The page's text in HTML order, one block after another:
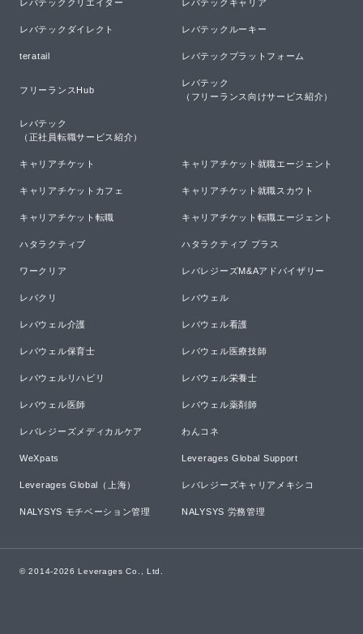
レバテッククリエイター レバテックキャリア
レバテックダイレクト レバテックルーキー
teratail レバテックプラットフォーム
フリーランスHub
レバテック
（フリーランス向けサービス紹介）
レバテック
（正社員転職サービス紹介）
キャリアチケット キャリアチケット就職エージェント
キャリアチケットカフェ キャリアチケット就職スカウト
キャリアチケット転職 キャリアチケット転職エージェント
ハタラクティブ ハタラクティブ プラス
ワークリア レバレジーズM&Aアドバイザリー
レバクリ レバウェル
レバウェル介護 レバウェル看護
レバウェル保育士 レバウェル医療技師
レバウェルリハビリ レバウェル栄養士
レバウェル医師 レバウェル薬剤師
レバレジーズメディカルケア わんコネ
WeXpats Leverages Global Support
Leverages Global（上海） レバレジーズキャリアメキシコ
NALYSYS モチベーション管理 NALYSYS 労務管理
© 2014-2026 Leverages Co., Ltd.